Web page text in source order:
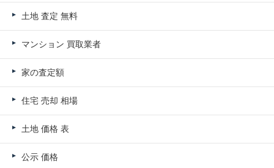
土地 査定 無料
マンション 買取業者
家の査定額
住宅 売却 相場
土地 価格 表
公示 価格